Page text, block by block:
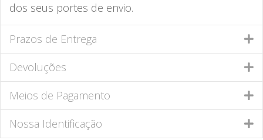
dos seus portes de envio.
Prazos de Entrega
Devoluções
Meios de Pagamento
Nossa Identificação